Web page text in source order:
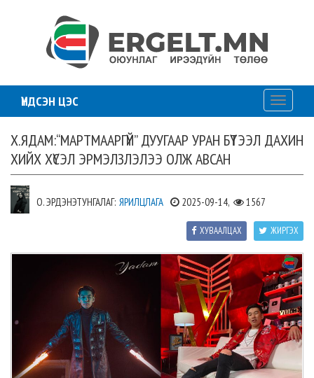
ҮНДСЭН ЦЭС
Toggle
Х.ЯДАМ:“МАРТМААРГҮЙ” ДУУГААР УРАН БҮТЭЭЛ ДАХИН
ХИЙХ ХҮСЭЛ ЭРМЭЛЗЛЭЛЭЭ ОЛЖ АВСАН
О. ЭРДЭНЭТУНГАЛАГ: ЯРИЛЦЛАГА 2025-09-14, 1567
ЖИРГЭХ
ХУВААЛЦАХ